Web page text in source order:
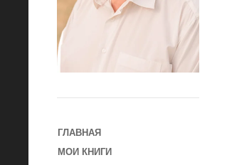
ГЛАВНАЯ
МОИ КНИГИ